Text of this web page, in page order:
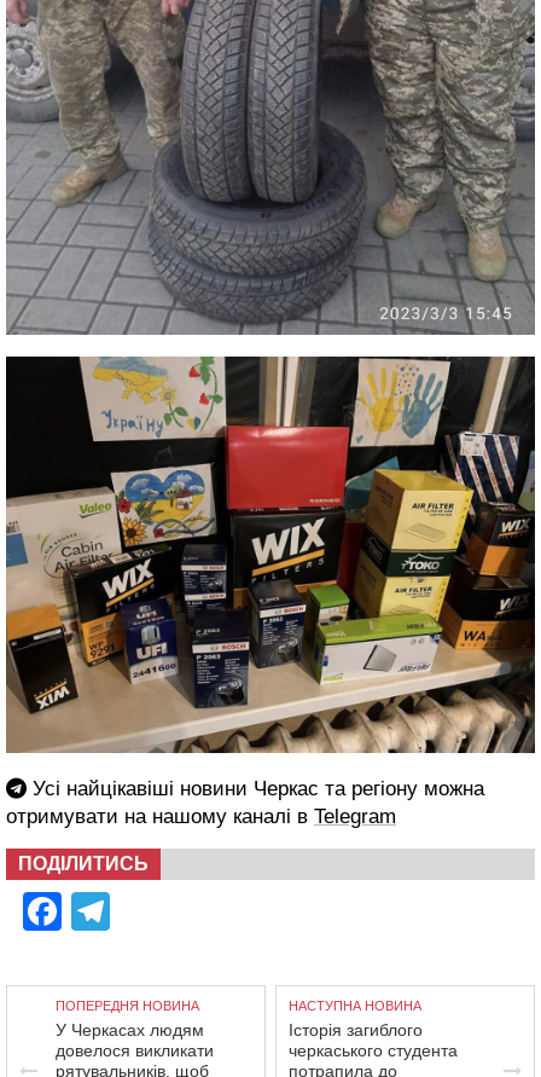
Усі найцікавіші новини Черкас та регіону можна
отримувати на нашому каналі в Telegram
ПОДІЛИТИСЬ
Facebook
ПОПЕРЕДНЯ НОВИНА
У Черкасах людям
довелося викликати
рятувальників, щоб
НАСТУПНА НОВИНА
Історія загиблого
черкаського студента
потрапила до